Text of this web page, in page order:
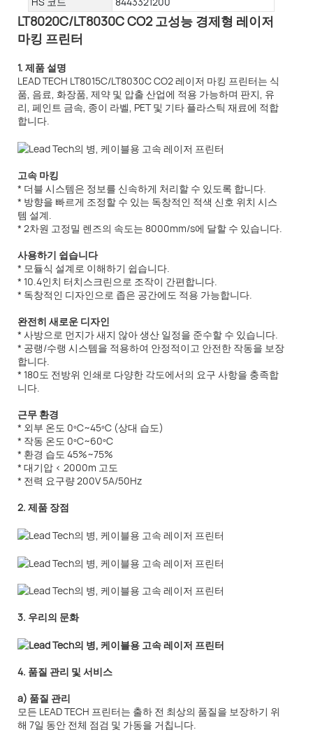
LT8020C/LT8030C CO2 고성능 경제형 레이저
마킹 프린터
1. 제품 설명
LEAD TECH LT8015C/LT8030C CO2 레이저 마킹 프린터는 식
품, 음료, 화장품, 제약 및 압출 산업에 적용 가능하며 판지, 유
리, 페인트 금속, 종이 라벨, PET 및 기타 플라스틱 재료에 적합
합니다.
고속 마킹
* 더블 시스템은 정보를 신속하게 처리할 수 있도록 합니다.
* 방향을 빠르게 조정할 수 있는 독창적인 적색 신호 위치 시스
템 설계.
* 2차원 고정밀 렌즈의 속도는 8000mm/s에 달할 수 있습니다.
사용하기 쉽습니다
* 모듈식 설계로 이해하기 쉽습니다.
* 10.4인치 터치스크린으로 조작이 간편합니다.
* 독창적인 디자인으로 좁은 공간에도 적용 가능합니다.
완전히 새로운 디자인
* 사방으로 먼지가 새지 않아 생산 일정을 준수할 수 있습니다.
* 공랭/수랭 시스템을 적용하여 안정적이고 안전한 작동을 보장
합니다.
* 180도 전방위 인쇄로 다양한 각도에서의 요구 사항을 충족합
니다.
근무 환경
* 외부 온도 0ºC~45ºC (상대 습도)
* 작동 온도 0ºC~60ºC
* 환경 습도 45%~75%
* 대기압 < 2000m 고도
* 전력 요구량 200V 5A/50Hz
2. 제품 장점
3. 우리의 문화
4. 품질 관리 및 서비스
a) 품질 관리
모든 LEAD TECH 프린터는 출하 전 최상의 품질을 보장하기 위
해 7일 동안 전체 점검 및 가동을 거칩니다.